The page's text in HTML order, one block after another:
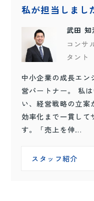
私が担当しまし
武田 知
コンサ
タント
スタッフ紹介
中小企業の成長エ
営パートナー。 私
い、経営戦略の立
効率化まで一貫し
す。「売上を伸…